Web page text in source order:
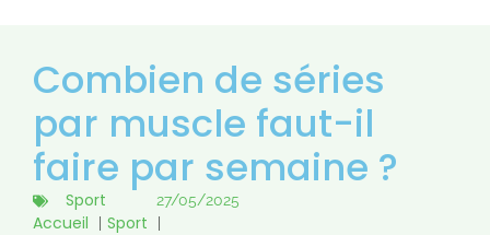
Combien de séries
par muscle faut-il
faire par semaine ?
Sport 27/05/2025
Accueil Sport